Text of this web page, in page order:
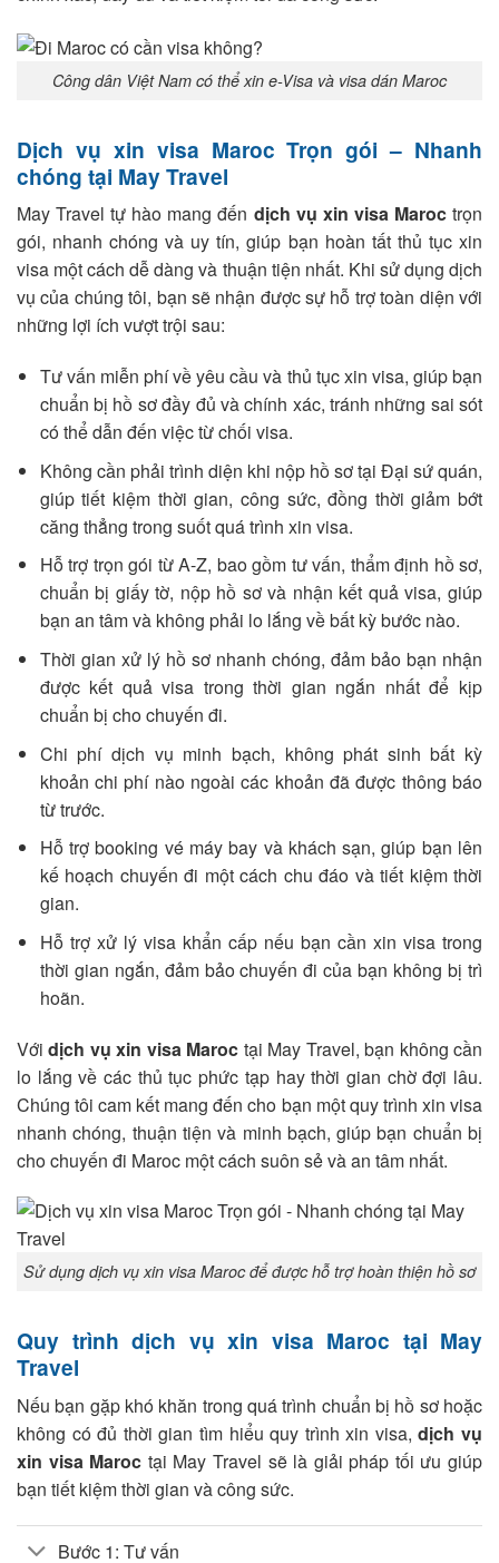
Công dân Việt Nam có thể xin e-Visa và visa dán Maroc
Dịch vụ xin visa Maroc Trọn gói – Nhanh
chóng tại May Travel
May Travel tự hào mang đến dịch vụ xin visa Maroctrọn
gói, nhanh chóng và uy tín, giúp bạn hoàn tất thủ tục xin
visa một cách dễ dàng và thuận tiện nhất. Khi sử dụng dịch
vụ của chúng tôi, bạn sẽ nhận được sự hỗ trợ toàn diện với
những lợi ích vượt trội sau:
Tư vấn miễn phí về yêu cầu và thủ tục xin visa, giúp bạn
chuẩn bị hồ sơ đầy đủ và chính xác, tránh những sai sót
có thể dẫn đến việc từ chối visa.
Không cần phải trình diện khi nộp hồ sơ tại Đại sứ quán,
giúp tiết kiệm thời gian, công sức, đồng thời giảm bớt
căng thẳng trong suốt quá trình xin visa.
Hỗ trợ trọn gói từ A-Z, bao gồm tư vấn, thẩm định hồ sơ,
chuẩn bị giấy tờ, nộp hồ sơ và nhận kết quả visa, giúp
bạn an tâm và không phải lo lắng về bất kỳ bước nào.
Thời gian xử lý hồ sơ nhanh chóng, đảm bảo bạn nhận
được kết quả visa trong thời gian ngắn nhất để kịp
chuẩn bị cho chuyến đi.
Chi phí dịch vụ minh bạch, không phát sinh bất kỳ
khoản chi phí nào ngoài các khoản đã được thông báo
từ trước.
Hỗ trợ booking vé máy bay và khách sạn, giúp bạn lên
kế hoạch chuyến đi một cách chu đáo và tiết kiệm thời
gian.
Hỗ trợ xử lý visa khẩn cấp nếu bạn cần xin visa trong
thời gian ngắn, đảm bảo chuyến đi của bạn không bị trì
hoãn.
Vớidịch vụ xin visa Maroc tại May Travel, bạn không cần
lo lắng về các thủ tục phức tạp hay thời gian chờ đợi lâu.
Chúng tôi cam kết mang đến cho bạn một quy trình xin visa
nhanh chóng, thuận tiện và minh bạch, giúp bạn chuẩn bị
cho chuyến đi Maroc một cách suôn sẻ và an tâm nhất.
Sử dụng dịch vụ xin visa Maroc để được hỗ trợ hoàn thiện hồ sơ
Quy trình dịch vụ xin visa Maroc tại May
Travel
Nếu bạn gặp khó khăn trong quá trình chuẩn bị hồ sơ hoặc
không có đủ thời gian tìm hiểu quy trình xin visa,dịch vụ
xin visa Maroc tại May Travel sẽ là giải pháp tối ưu giúp
bạn tiết kiệm thời gian và công sức.
Bước 1: Tư vấn